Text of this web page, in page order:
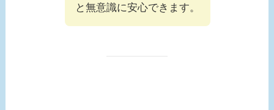
と無意識に安心できます。